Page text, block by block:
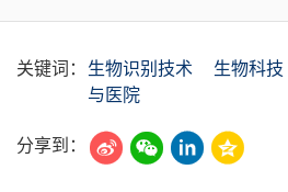
关键词： 生物识别技术 生物科技
与医院
分享到：